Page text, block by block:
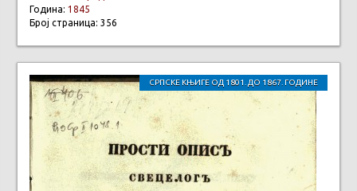
Година: 1845
Број страница: 356
СРПСКЕ КЊИГЕ ОД 1801. ДО 1867. ГОДИНЕ